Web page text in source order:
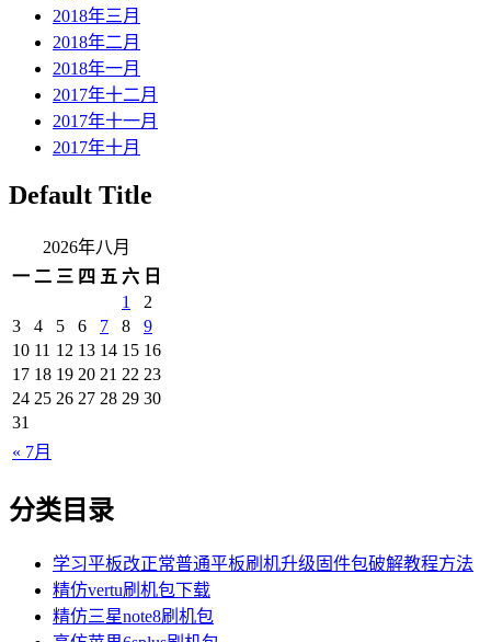
2018年三月
2018年二月
2018年一月
2017年十二月
2017年十一月
2017年十月
Default Title
2026年八月
一 二 三 四 五 六 日
« 7月
1
2
3
4 5 6 7 8
9
10 11 12 13 14 15 16
17 18 19 20 21 22 23
24 25 26 27 28 29 30
31
分类目录
学习平板改正常普通平板刷机升级固件包破解教程方法
精仿vertu刷机包下载
精仿三星note8刷机包